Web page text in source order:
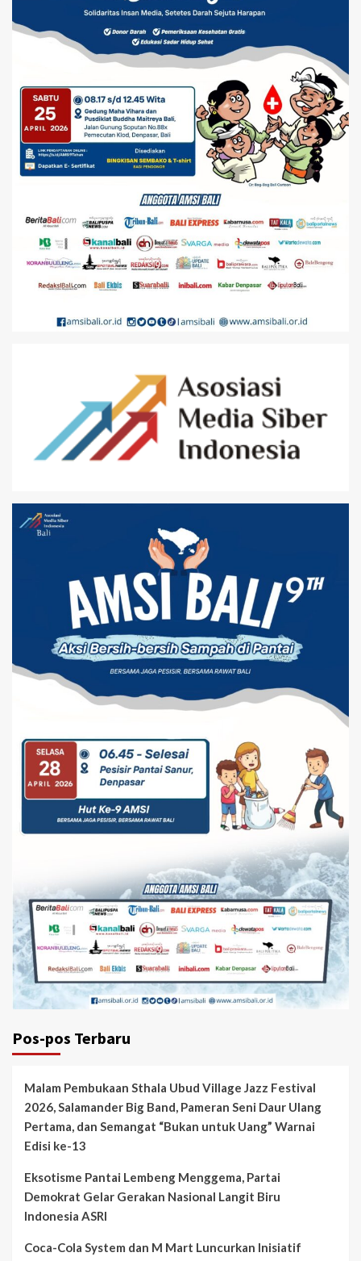
Pos-pos Terbaru
Malam Pembukaan Sthala Ubud Village Jazz Festival
2026, Salamander Big Band, Pameran Seni Daur Ulang
Pertama, dan Semangat “Bukan untuk Uang” Warnai
Edisi ke-13
Eksotisme Pantai Lembeng Menggema, Partai
Demokrat Gelar Gerakan Nasional Langit Biru
Indonesia ASRI
Coca-Cola System dan M Mart Luncurkan Inisiatif